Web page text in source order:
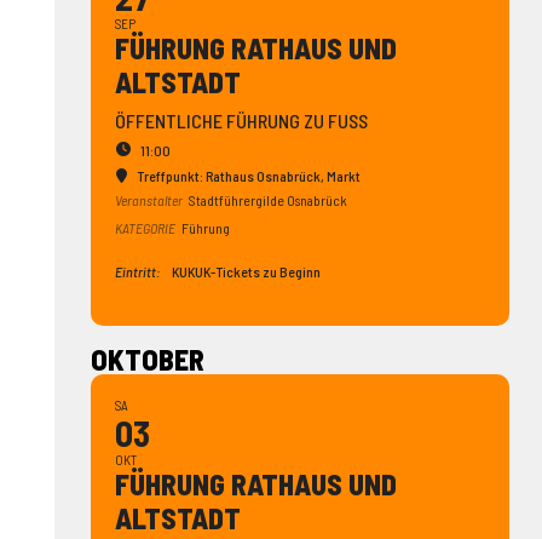
SEP
FÜHRUNG RATHAUS UND
ALTSTADT
ÖFFENTLICHE FÜHRUNG ZU FUSS
11:00
Treffpunkt: Rathaus Osnabrück, Markt
Veranstalter Stadtführergilde Osnabrück
KATEGORIE Führung
Eintritt: KUKUK-Tickets zu Beginn
OKTOBER
SA
03
OKT
FÜHRUNG RATHAUS UND
ALTSTADT